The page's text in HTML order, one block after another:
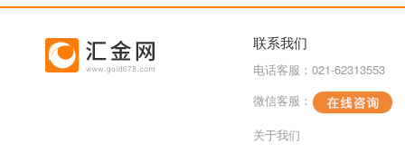
联系我们
电话客服：021-62313553
微信客服：
关于我们